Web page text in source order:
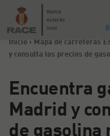
Nunca
estarás
solo
Inicio > Mapa de carreteras
y consulta los precios de
Encuentra
Madrid y
de gasolina